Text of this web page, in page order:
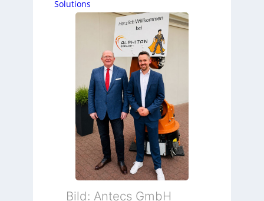
Solutions
Bild: Antecs GmbH